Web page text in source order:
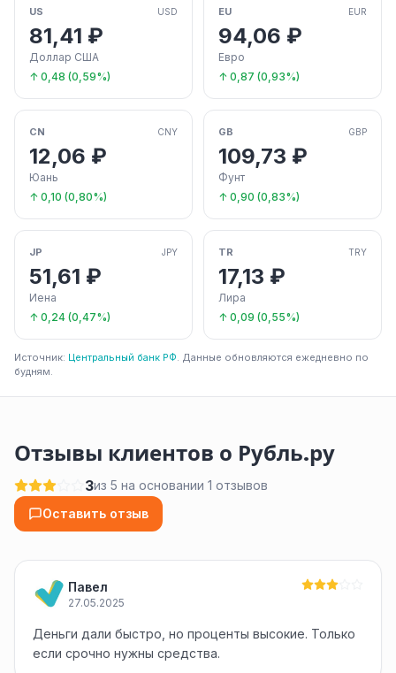
US USD
81,41 ₽
Доллар США
↑ 0,48 (0,59%)
EU EUR
94,06 ₽
Евро
↑ 0,87 (0,93%)
CN CNY
12,06 ₽
Юань
↑ 0,10 (0,80%)
GB GBP
109,73 ₽
Фунт
↑ 0,90 (0,83%)
JP JPY
51,61 ₽
Иена
↑ 0,24 (0,47%)
TR TRY
17,13 ₽
Лира
↑ 0,09 (0,55%)
Источник: Центральный банк РФ. Данные обновляются ежедневно по
будням.
Отзывы клиентов о Рубль.ру
3из 5 на основании 1 отзывов
Оставить отзыв
Павел
27.05.2025
Деньги дали быстро, но проценты высокие. Только
если срочно нужны средства.